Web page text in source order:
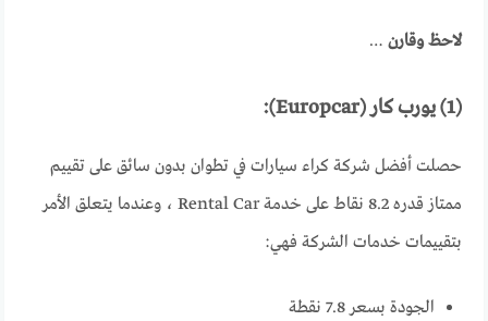
لاحظ وقارن …
(1) يورب كار (Europcar):
حصلت أفضل شركة كراء سيارات في تطوان بدون سائق على تقييم
ممتاز قدره 8.2 نقاط على خدمة Rental Car ، وعندما يتعلق الأمر
بتقييمات خدمات الشركة فهي:
الجودة بسعر 7.8 نقطة